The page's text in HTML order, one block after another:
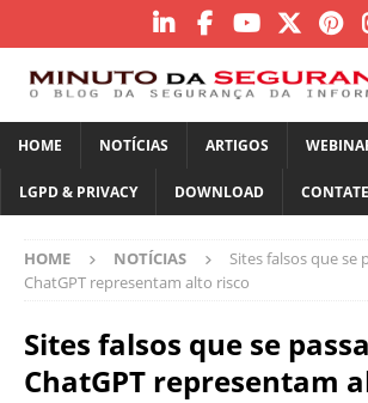
HOME NOTÍCIAS ARTIGOS
LGPD & PRIVACY DOWNLOAD
HOME NOTÍCIAS
Sites falsos que se
ChatGPT representam alto risco
Sites falsos que se
ChatGPT representam